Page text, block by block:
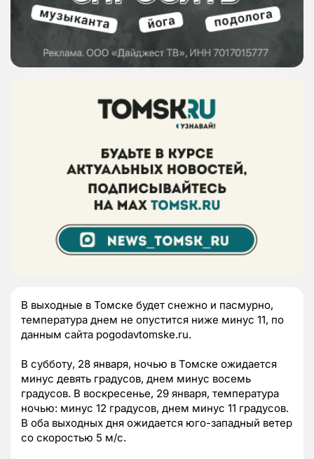
В выходные в Томске будет снежно и пасмурно,
температура днем не опустится ниже минус 11, по
данным сайта pogodavtomske.ru.
В субботу, 28 января, ночью в Томске ожидается
минус девять градусов, днем минус восемь
градусов. В воскресенье, 29 января, температура
ночью: минус 12 градусов, днем минус 11 градусов.
В оба выходных дня ожидается юго-западный ветер
со скоростью 5 м/с.